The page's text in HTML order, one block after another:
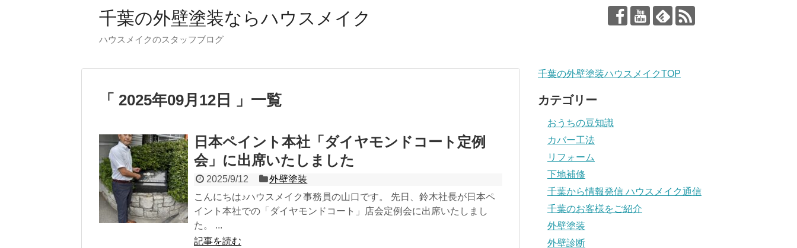
千葉の外壁塗装ならハウスメイク
ハウスメイクのスタッフブログ
「 2025年09月12日 」一覧
日本ペイント本社「ダイヤモンドコート定例
会」に出席いたしました
2025/9/12
外壁塗装
こんにちは♪ハウスメイク事務員の山口です。 先日、鈴木社長が日本ペ
イント本社での「ダイヤモンドコート」店会定例会に出席いたしまし
た。 ...
記事を読む
千葉の外壁塗装ハウスメイクTOP
カテゴリー
おうちの豆知識
カバー工法
リフォーム
下地補修
千葉から情報発信 ハウスメイク通信
千葉のお客様をご紹介
外壁塗装
外壁診断